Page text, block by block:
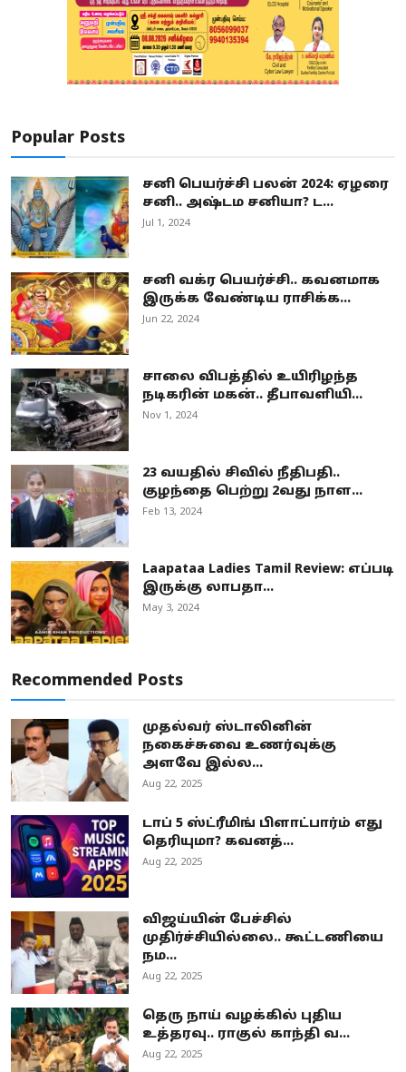
Popular Posts
சனி பெயர்ச்சி பலன் 2024: ஏழரை
சனி.. அஷ்டம சனியா? ட...
Jul 1, 2024
சனி வக்ர பெயர்ச்சி.. கவனமாக
இருக்க வேண்டிய ராசிக்க...
Jun 22, 2024
சாலை விபத்தில் உயிரிழந்த
நடிகரின் மகன்.. தீபாவளியி...
Nov 1, 2024
23 வயதில் சிவில் நீதிபதி..
குழந்தை பெற்று 2வது நாள...
Feb 13, 2024
Laapataa Ladies Tamil Review: எப்படி
இருக்கு லாபதா...
May 3, 2024
Recommended Posts
முதல்வர் ஸ்டாலினின்
நகைச்சுவை உணர்வுக்கு
அளவே இல்ல...
Aug 22, 2025
டாப் 5 ஸ்ட்ரீமிங் பிளாட்பார்ம் எது
தெரியுமா? கவனத்...
Aug 22, 2025
விஜய்யின் பேச்சில்
முதிர்ச்சியில்லை.. கூட்டணியை
நம...
Aug 22, 2025
தெரு நாய் வழக்கில் புதிய
உத்தரவு.. ராகுல் காந்தி வ...
Aug 22, 2025